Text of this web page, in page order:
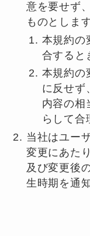
意を要せず
ものとします
本規約の
合すると
本規約の
に反せず
内容の相
らして合
当社はユー
変更にあた
及び変更後
生時期を通